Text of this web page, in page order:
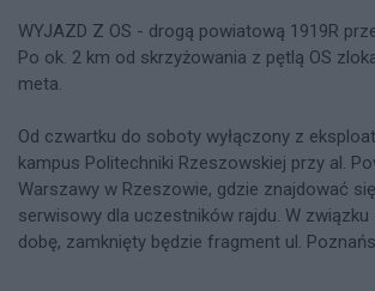
WYJAZD Z OS - drogą powiatową 1919R
Po ok. 2 km od skrzyżowania z pętlą OS
meta.
Od czwartku do soboty wyłączony z
kampus Politechniki Rzeszowskiej przy al.
Warszawy w Rzeszowie, gdzie znajdować
serwisowy dla uczestników rajdu. W związku
dobę, zamknięty będzie fragment ul.